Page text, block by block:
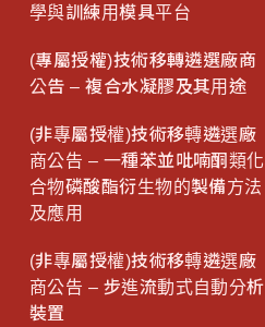
學與訓練用模具平台
(專屬授權)技術移轉遴選廠商
公告 – 複合水凝膠及其用途
(非專屬授權)技術移轉遴選廠
商公告 – 一種苯並吡喃酮類化
合物磷酸酯衍生物的製備方法
及應用
(非專屬授權)技術移轉遴選廠
商公告 – 步進流動式自動分析
裝置